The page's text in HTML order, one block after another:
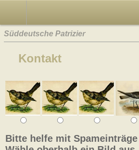
Süddeutsche Patrizier
Kontakt
Bitte helfe mit